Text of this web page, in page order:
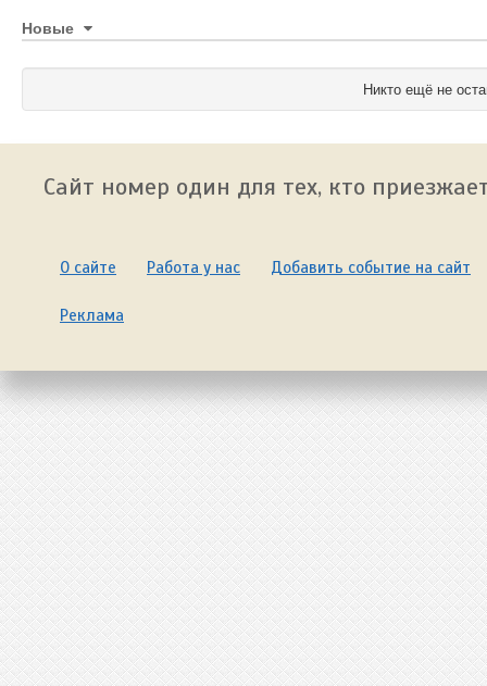
Новые
Никто ещё не
Сайт номер один для тех, кто
О сайте Работа у нас Добавить событие на сайт
Реклама